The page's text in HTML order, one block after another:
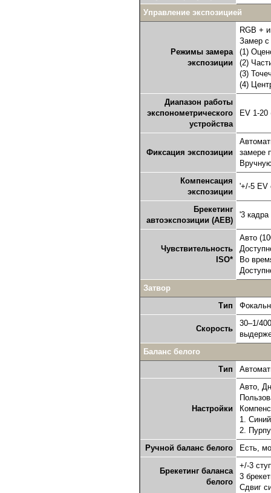
Управление экспозицией
Режимы замера
экспозиции
RGB +
Замер с
(1)
(2)
(3)
(4)
Диапазон работы
экспонометрического
устройства
EV 1-
Фиксация экспозиции
замере
Компенсация
экспозиции
'+/-5 EV
Брекетинг
автоэкспозиции (AEB)
'3
Чувствительность
ISO*
Авто
Во
Затвор
Тип
Скорость
30–1/
Баланс белого
Тип
Настройки
Авто,
1.
2.
Ручной баланс белого
Есть,
Брекетинг баланса
белого
+/-3
3
Сдвиг